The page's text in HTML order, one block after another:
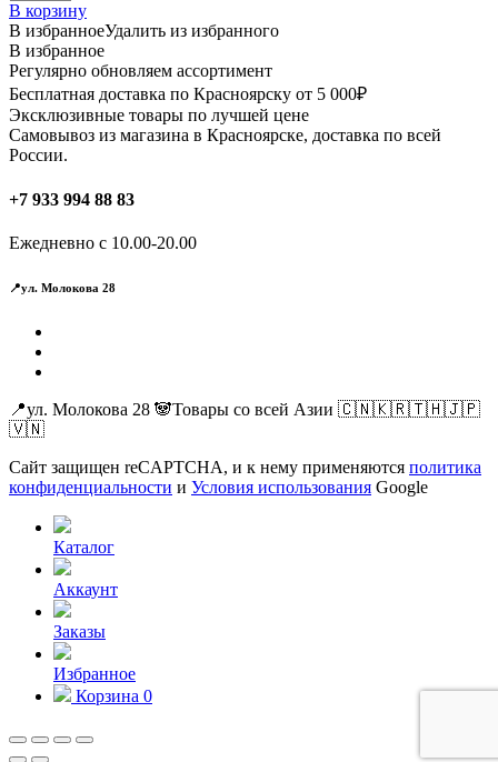
В корзину
В избранноеУдалить из избранного
В избранное
Регулярно обновляем ассортимент
Бесплатная доставка по Красноярску от 5 000₽
Эксклюзивные товары по лучшей цене
Самовывоз из магазина в Красноярске, доставка по всей
России.
+7 933 994 88 83
Ежедневно с 10.00-20.00
📍ул. Молокова 28
📍ул. Молокова 28 🐼Товары со всей Азии 🇨🇳🇰🇷🇹🇭🇯🇵
🇻🇳
Сайт защищен reCAPTCHA, и к нему применяются политика
конфиденциальности и Условия использования Google
Каталог
Аккаунт
Заказы
Избранное
Корзина 0